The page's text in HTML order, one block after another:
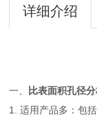
详细介绍
一、
比表面积孔径
1. 适用产品多：包